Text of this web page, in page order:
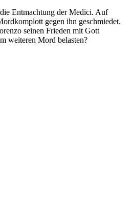
Entmachtung der Medici. Auf
gegen ihn geschmiedet.
seinen Frieden mit Gott
weiteren Mord belasten?